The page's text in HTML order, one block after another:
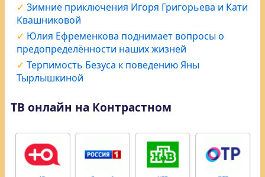
Зимние приключения Игоря Григорьева и Кати
Квашниковой
Юлия Ефременкова поднимает вопросы о
предопределённости наших жизней
Терпимость Безуса к поведению Яны
Тырлышкиной
ТВ онлайн на Контрастном